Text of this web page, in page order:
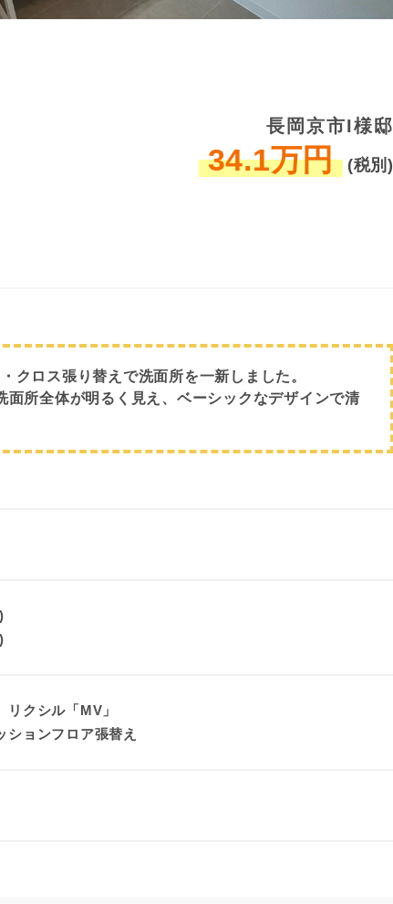
長岡京市I様邸
34.1万円 (税別)
クロス張り替えで洗面所を一新しました。
所全体が明るく見え、ベーシックなデザインで清
クシル「MV」
ションフロア張替え